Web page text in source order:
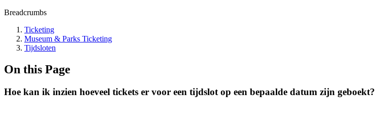
Breadcrumbs
Ticketing
Museum & Parks Ticketing
Tijdsloten
On this Page
Hoe kan ik inzien hoeveel tickets er voor een tijdslot op een bepaalde datum zijn geboekt?